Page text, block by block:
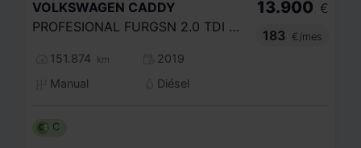
VOLKSWAGEN CADDY
PROFESIONAL FURGSN 2.0 TDI EU6 SCR BMT 75 KW (102 CV) 5 VEL. 2.141
151.874 km
2019
Manual
Diésel
13.900 €
183
€/mes
C